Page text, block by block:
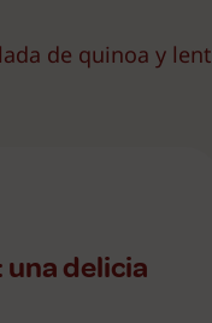
de quinoa y
una delicia